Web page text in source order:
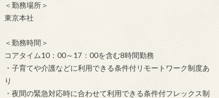
＜勤務場所＞
東京本社
＜勤務時間＞
コアタイム10：00～17：00を含む8時間勤務
・子育てや介護などに利用できる条件付リモートワーク制度あ
り
・夜間の緊急対応時に合わせて利用できる条件付フレックス制